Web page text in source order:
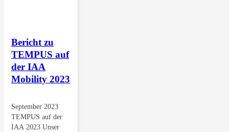
Bericht zu
TEMPUS auf
der IAA
Mobi­li­ty 2023
Sep­tem­ber 2023
TEMPUS auf der
IAA 2023 Unser